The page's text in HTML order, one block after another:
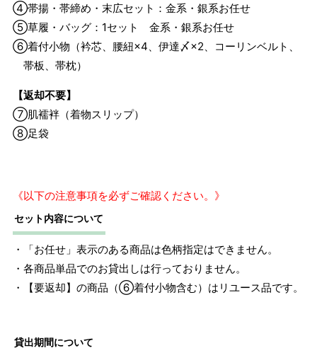
サイズ 身長目安 ヒップ目安 身丈
④帯揚・帯締め・末広セット：金系・銀系お任せ
⑤草履・バッグ：1セット 金系・銀系お任せ
⑥着付小物（衿芯、腰紐×4、伊達〆×2、コーリンベルト、
帯板、帯枕）
【返却不要】
⑦肌襦袢（着物スリップ）
⑧足袋
《以下の注意事項を必ずご確認ください。》
セット内容について
・「お任せ」表示のある商品は色柄指定はできません。
・各商品単品でのお貸出しは行っておりません。
・【要返却】の商品（⑥着付小物含む）はリユース品です。
貸出期間について